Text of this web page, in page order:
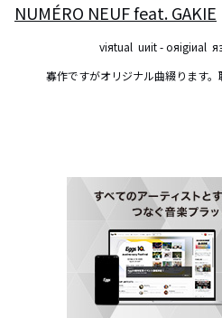
NUMÉRO NEUF feat. GAKIE
viяtual  uиit - oяigiиаl
寡作ですがオリジナル曲綴ります